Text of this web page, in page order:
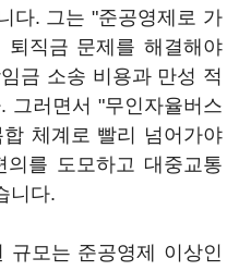
다. 그는 "준공영제로 가
직금 문제를 해결해야
금 소송 비용과 만성 적
그러면서 "무인자율버스
체계로 빨리 넘어가야
를 도모하고 대중교통
니다.
규모는 준공영제 이상인